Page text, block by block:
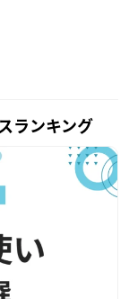
ランキング